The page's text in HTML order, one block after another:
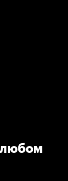
любом